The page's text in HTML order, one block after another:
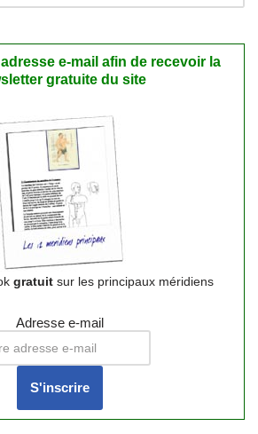
e-mail afin de recevoir la
gratuite du site
gratuitsur les principaux méridiens
Adresse e-mail